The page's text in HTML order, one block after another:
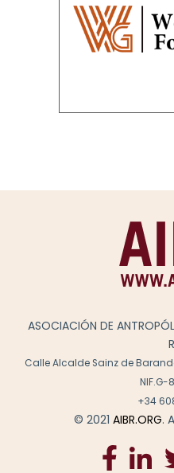
ASOCIACIÓN DE
Calle Alcalde Sainz de
NIF.G-
+34
© 2021 AIBR.ORG.